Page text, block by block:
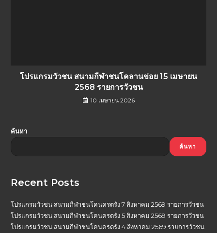
โปรแกรมวัวชน สนามกีฬาชนโคลานข่อย 15 เมษายน
2568 รายการวัวชน
10 เมษายน 2026
ค้นหา
ค้นหา
Recent Posts
โปรแกรมวัวชน สนามกีฬาชนโคนครตรัง 7 สิงหาคม 2569 รายการวัวชน
โปรแกรมวัวชน สนามกีฬาชนโคนครตรัง 5 สิงหาคม 2569 รายการวัวชน
โปรแกรมวัวชน สนามกีฬาชนโคนครตรัง 4 สิงหาคม 2569 รายการวัวชน